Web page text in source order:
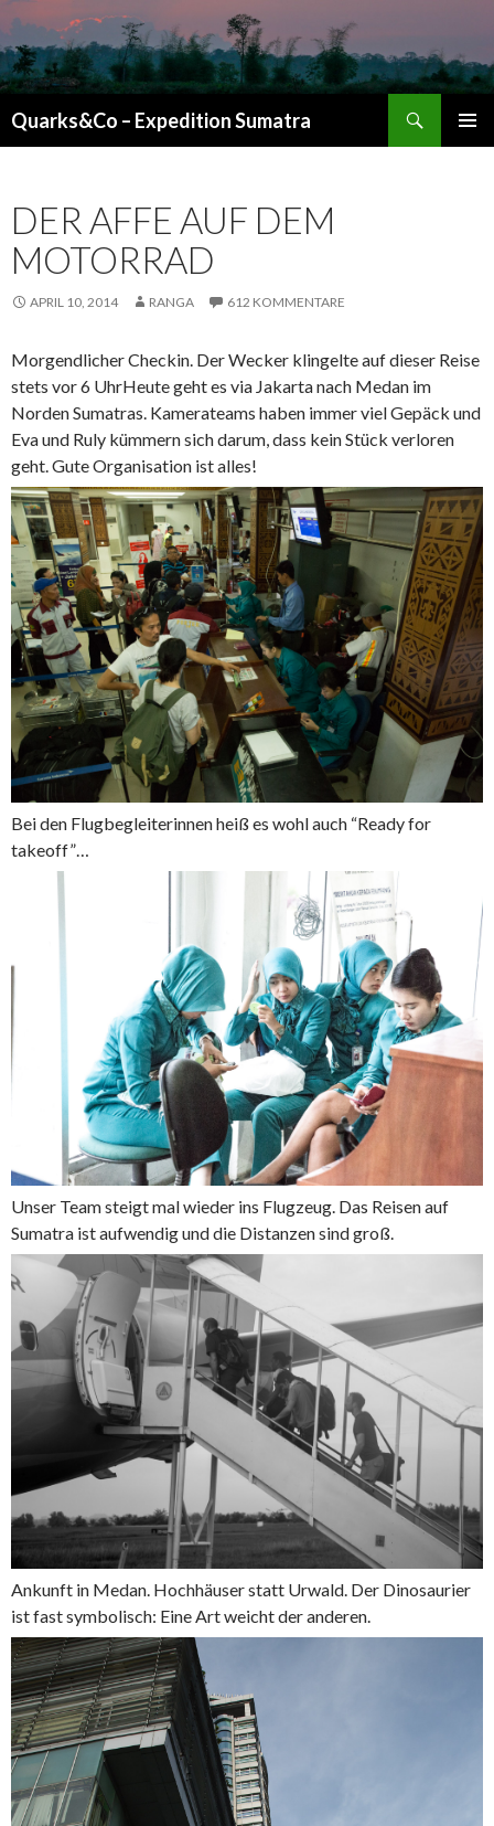
Quarks&Co – Expedition Sumatra
DER AFFE AUF DEM
MOTORRAD
APRIL 10, 2014 RANGA 612 KOMMENTARE
Morgendlicher Checkin. Der Wecker klingelte auf dieser Reise
stets vor 6 UhrHeute geht es via Jakarta nach Medan im
Norden Sumatras. Kamerateams haben immer viel Gepäck und
Eva und Ruly kümmern sich darum, dass kein Stück verloren
geht. Gute Organisation ist alles!
Bei den Flugbegleiterinnen heiß es wohl auch “Ready for
takeoff”…
Unser Team steigt mal wieder ins Flugzeug. Das Reisen auf
Sumatra ist aufwendig und die Distanzen sind groß.
Ankunft in Medan. Hochhäuser statt Urwald. Der Dinosaurier
ist fast symbolisch: Eine Art weicht der anderen.